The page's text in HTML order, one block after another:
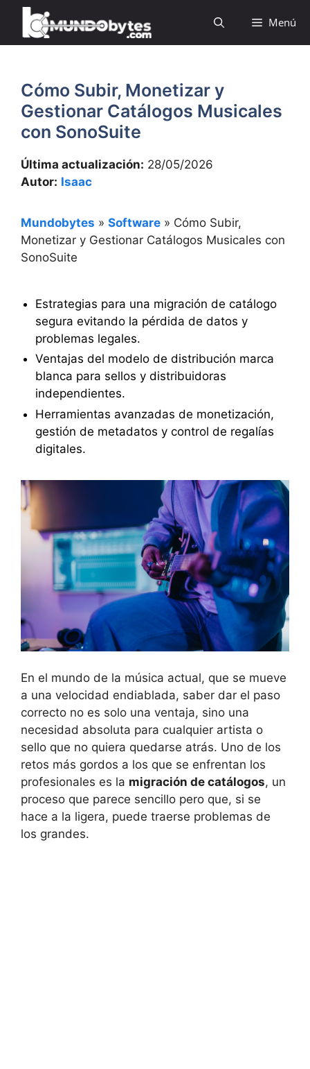
Saltar
contenido
Menú
Cómo Subir, Monetizar y
Gestionar Catálogos Musicales
con SonoSuite
Última actualización: 28/05/2026
Autor: Isaac
Mundobytes » Software » Cómo Subir,
Monetizar y Gestionar Catálogos Musicales con
SonoSuite
Estrategias para una migración de catálogo
segura evitando la pérdida de datos y
problemas legales.
Ventajas del modelo de distribución marca
blanca para sellos y distribuidoras
independientes.
Herramientas avanzadas de monetización,
gestión de metadatos y control de regalías
digitales.
En el mundo de la música actual, que se mueve
a una velocidad endiablada, saber dar el paso
correcto no es solo una ventaja, sino una
necesidad absoluta para cualquier artista o
sello que no quiera quedarse atrás. Uno de los
retos más gordos a los que se enfrentan los
profesionales es la migración de catálogos, un
proceso que parece sencillo pero que, si se
hace a la ligera, puede traerse problemas de
los grandes.